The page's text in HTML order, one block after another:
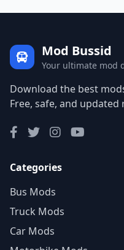
Mod Bussid
Your ultimate mod
Download the best
Free, safe, and updated
Categories
Bus Mods
Truck Mods
Car Mods